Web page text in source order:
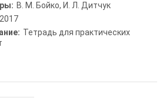
В. М. Бойко, И. Л. Дитчук
2017
Тетрадь для практических